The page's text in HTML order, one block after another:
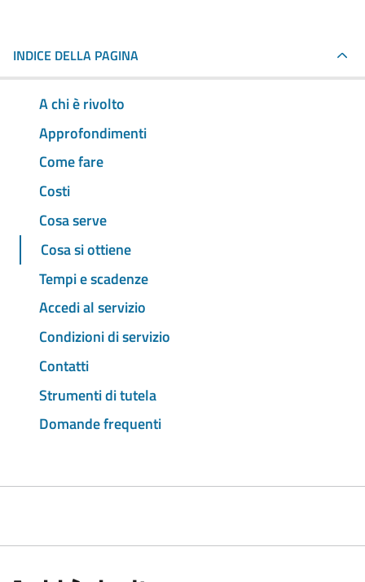
INDICE DELLA PAGINA
A chi è rivolto
Approfondimenti
Come fare
Costi
Cosa serve
Cosa si ottiene
Tempi e scadenze
Accedi al servizio
Condizioni di servizio
Contatti
Strumenti di tutela
Domande frequenti